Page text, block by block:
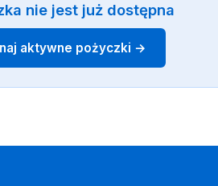
nie jest już dostępna
aktywne pożyczki →